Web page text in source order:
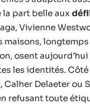
la part belle aux
Vivienne
maisons,
osent
les identités.
Calher Delaeter ou
refusant toute